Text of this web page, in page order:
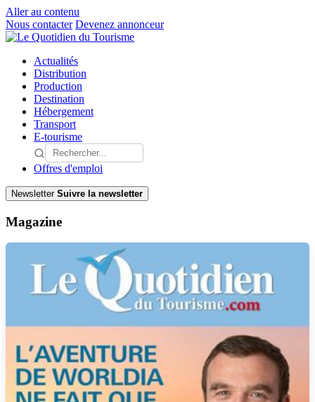
Aller au contenu
Nous contacter Devenez annonceur
Actualités
Distribution
Production
Destination
Hébergement
Transport
E-tourisme
Offres d'emploi
Newsletter Suivre la newsletter
Magazine